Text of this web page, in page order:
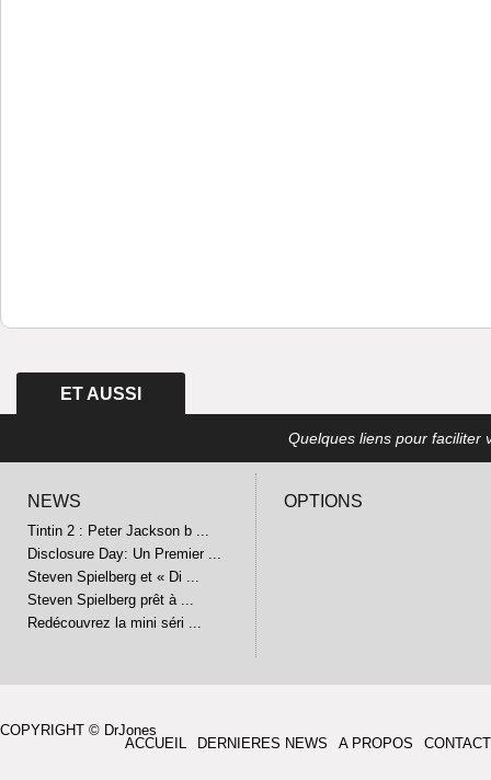
ET AUSSI
Quelques liens pour faciliter
NEWS
Tintin 2 : Peter Jackson b ...
Disclosure Day: Un Premier ...
Steven Spielberg et « Di ...
Steven Spielberg prêt à ...
Redécouvrez la mini séri ...
OPTIONS
COPYRIGHT © DrJones
ACCUEIL
DERNIERES NEWS A PROPOS CONTACT